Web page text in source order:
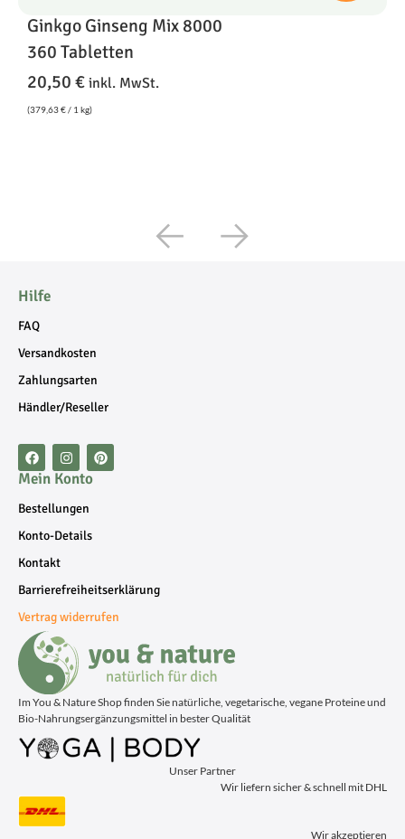
Ginkgo Ginseng Mix 8000
360 Tabletten
20,50 € inkl. MwSt.
(379,63€/ 1 kg)
Hilfe
FAQ
Versandkosten
Zahlungsarten
Händler/Reseller
Mein Konto
Bestellungen
Konto-Details
Kontakt
Barrierefreiheitserklärung
Vertrag widerrufen
Im You & Nature Shop finden Sie natürliche, vegetarische, vegane Proteine und
Bio-Nahrungsergänzungsmittel in bester Qualität
Unser Partner
Wir liefern sicher & schnell mit DHL
Wir akzeptieren